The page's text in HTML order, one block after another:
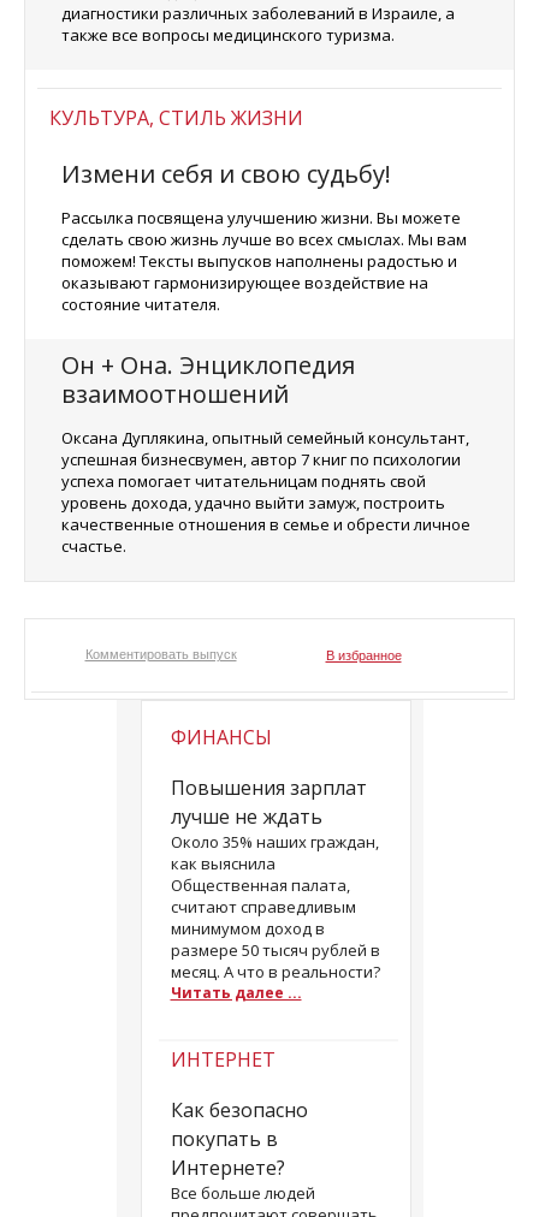
диагностики различных заболеваний в Израиле, а
также все вопросы медицинского туризма.
КУЛЬТУРА, СТИЛЬ ЖИЗНИ
Измени себя и свою судьбу!
Рассылка посвящена улучшению жизни. Вы можете
сделать свою жизнь лучше во всех смыслах. Мы вам
поможем! Тексты выпусков наполнены радостью и
оказывают гармонизирующее воздействие на
состояние читателя.
Он + Она. Энциклопедия
взаимоотношений
Оксана Дуплякина, опытный семейный консультант,
успешная бизнесвумен, автор 7 книг по психологии
успеха помогает читательницам поднять свой
уровень дохода, удачно выйти замуж, построить
качественные отношения в семье и обрести личное
счастье.
Комментировать выпуск В избранное
ФИНАНСЫ
Повышения зарплат
лучше не ждать
Около 35% наших граждан,
как выяснила
Общественная палата,
считают справедливым
минимумом доход в
размере 50 тысяч рублей в
месяц. А что в реальности?
Читать далее ...
ИНТЕРНЕТ
Как безопасно
покупать в
Интернете?
Все больше людей